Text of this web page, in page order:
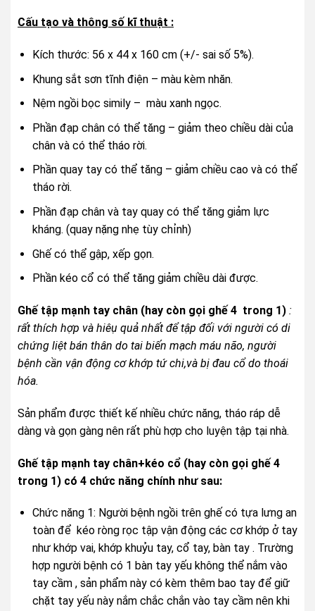
Cấu tạo và thông số kĩ thuật :
Kích thước: 56 x 44 x 160 cm (+/- sai số 5%)​.
Khung sắt sơn tĩnh điện – màu kèm nhăn.
Nệm ngồi bọc simily – màu xanh ngọc.
Phần đạp chân có thể tăng – giảm theo chiều dài của
chân và có thể tháo rời.
Phần quay tay có thể tăng – giảm chiều cao và có thể
tháo rời.
Phần đạp chân và tay quay có thể tăng giảm lực
kháng. (quay nặng nhẹ tùy chỉnh)
Ghế có thể gập, xếp gọn.
Phần kéo cổ có thể tăng giảm chiều dài được.
Ghế tập mạnh tay chân (hay còn gọi ghế 4 trong 1) :
rất thích hợp và hiêụ quả nhất để tập đối với người có di
chứng liệt bán thân do tai biến mạch máu não, người
bệnh cần vận động cơ khớp tứ chi,và bị đau cổ do thoái
hóa.
Sản phẩm được thiết kế nhiều chức năng, tháo ráp dễ
dàng và gọn gàng nên rất phù hợp cho luyện tập tại nhà.
Ghế tập mạnh tay chân+kéo cổ (hay còn gọi ghế 4
trong 1) có 4 chức năng chính như sau:
Chức năng 1: Người bệnh ngồi trên ghế có tựa lưng an
toàn để kéo ròng rọc tập vận động các cơ khớp ở tay
như khớp vai, khớp khuỷu tay, cổ tay, bàn tay . Trường
hợp người bệnh có 1 bàn tay yếu không thể nắm vào
tay cầm , sản phẩm này có kèm thêm bao tay để giữ
chặt tay yếu này nắm chắc chắn vào tay cầm nên khi